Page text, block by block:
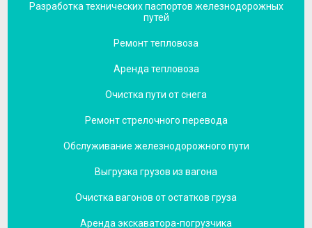
Разработка технических паспортов железнодорожных
путей
Ремонт тепловоза
Аренда тепловоза
Очистка пути от снега
Ремонт стрелочного перевода
Обслуживание железнодорожного пути
Выгрузка грузов из вагона
Очистка вагонов от остатков груза
Аренда экскаватора-погрузчика